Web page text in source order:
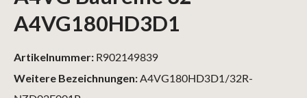
A4VG180HD3D1
Weitere Bezeichnungen:A4VG180HD3D1/32R-
Artikelnummer: R902149839